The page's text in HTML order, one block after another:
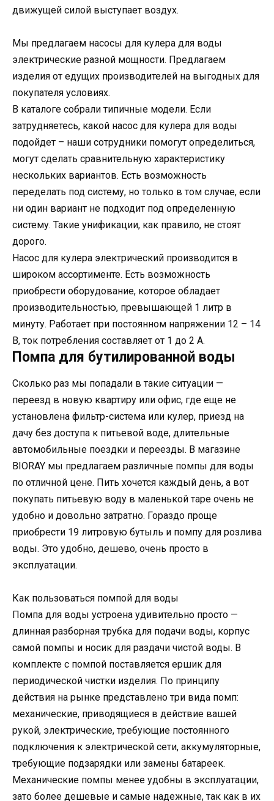
движущей силой выступает воздух.
Мы предлагаем насосы для кулера для воды
электрические разной мощности. Предлагаем
изделия от едущих производителей на выгодных для
покупателя условиях.
В каталоге собрали типичные модели. Если
затрудняетесь, какой насос для кулера для воды
подойдет – наши сотрудники помогут определиться,
могут сделать сравнительную характеристику
нескольких вариантов. Есть возможность
переделать под систему, но только в том случае, если
ни один вариант не подходит под определенную
систему. Такие унификации, как правило, не стоят
дорого.
Насос для кулера электрический производится в
широком ассортименте. Есть возможность
приобрести оборудование, которое обладает
производительностью, превышающей 1 литр в
минуту. Работает при постоянном напряжении 12 – 14
В, ток потребления составляет от 1 до 2 А.
Помпа для бутилированной воды
Сколько раз мы попадали в такие ситуации —
переезд в новую квартиру или офис, где еще не
установлена фильтр-система или кулер, приезд на
дачу без доступа к питьевой воде, длительные
автомобильные поездки и переезды. В магазине
BIORAY мы предлагаем различные помпы для воды
по отличной цене. Пить хочется каждый день, а вот
покупать питьевую воду в маленькой таре очень не
удобно и довольно затратно. Гораздо проще
приобрести 19 литровую бутыль и помпу для розлива
воды. Это удобно, дешево, очень просто в
эксплуатации.
Как пользоваться помпой для воды
Помпа для воды устроена удивительно просто —
длинная разборная трубка для подачи воды, корпус
самой помпы и носик для раздачи чистой воды. В
комплекте с помпой поставляется ершик для
периодической чистки изделия. По принципу
действия на рынке представлено три вида помп:
механические, приводящиеся в действие вашей
рукой, электрические, требующие постоянного
подключения к электрической сети, аккумуляторные,
требующие подзарядки или замены батареек.
Механические помпы менее удобны в эксплуатации,
зато более дешевые и самые надежные, так как в их